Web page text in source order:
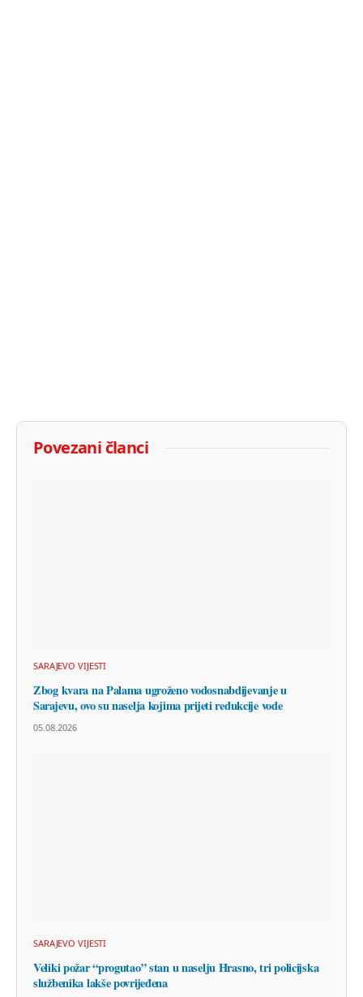
Povezani članci
SARAJEVO VIJESTI
Zbog kvara na Palama ugroženo vodosnabdijevanje u
Sarajevu, ovo su naselja kojima prijeti redukcije vode
05.08.2026
SARAJEVO VIJESTI
Veliki požar “progutao” stan u naselju Hrasno, tri policijska
službenika lakše povrijeđena